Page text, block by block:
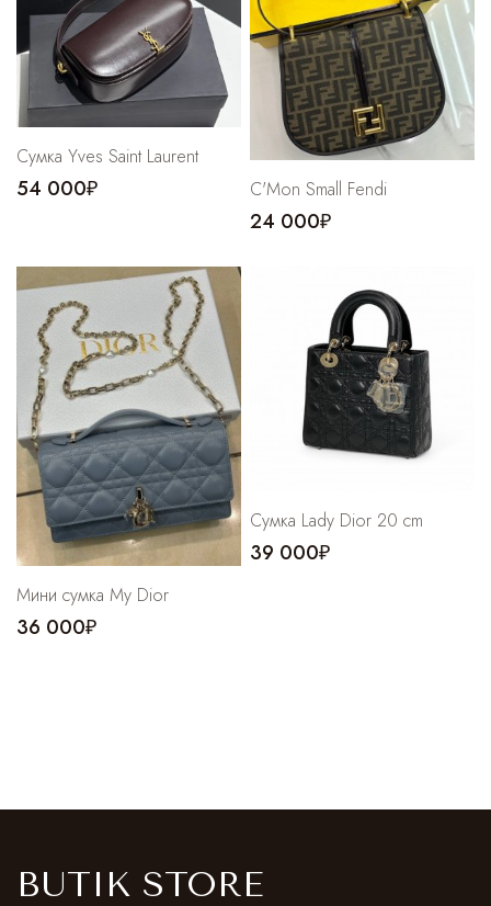
Сумка Yves Saint Laurent
54 000₽ C'Mon Small Fendi
24 000₽
Мини сумка My Dior
36 000₽
Cумка Lady Dior 20 cm
39 000₽
BUTIK STORE